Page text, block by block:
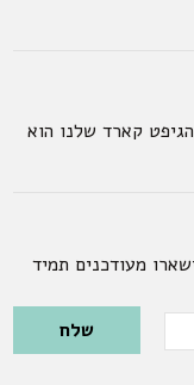
קארד שלנו הוא
מעודכנים תמיד